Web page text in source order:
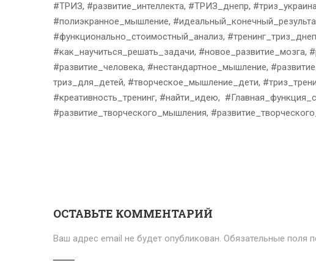
#ТРИЗ, #развитие_интеллекта, #ТРИЗ_днепр,
#полиэкранное_мышление,
#функционально_стоимостный_анализ,
#как_научиться_решать_задачи, #новое_развитие_мозга,
#развитие_человека, #нестандартное_мышление,
триз_для_детей, #творческое_мышление_дети,
#креативность_тренинг, #найти_идею,
#развитие_творческого_мышления,
ОСТАВЬТЕ КОММЕНТАРИЙ
Ваш адрес email не будет опубликован. Обязательные поля